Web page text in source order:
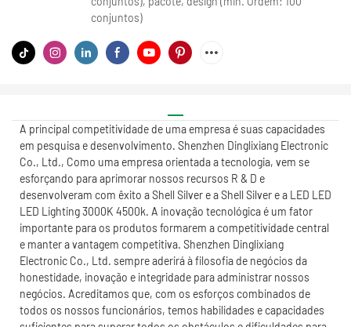
conjuntos)
A principal competitividade de uma empresa é suas capacidades
em pesquisa e desenvolvimento. Shenzhen Dinglixiang Electronic
Co., Ltd., Como uma empresa orientada a tecnologia, vem se
esforçando para aprimorar nossos recursos R & D e
desenvolveram com êxito a Shell Silver e a Shell Silver e a LED LED
LED Lighting 3000K 4500k. A inovação tecnológica é um fator
importante para os produtos formarem a competitividade central
e manter a vantagem competitiva. Shenzhen Dinglixiang
Electronic Co., Ltd. sempre aderirá à filosofia de negócios da
honestidade, inovação e integridade para administrar nossos
negócios. Acreditamos que, com os esforços combinados de
todos os nossos funcionários, temos habilidades e capacidades